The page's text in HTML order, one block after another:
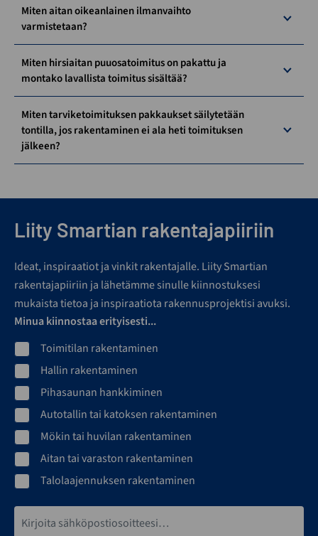
Miten aitan oikeanlainen ilmanvaihto
varmistetaan?
Miten hirsiaitan puuosatoimitus on pakattu ja
montako lavallista toimitus sisältää?
Miten tarviketoimituksen pakkaukset säilytetään
tontilla, jos rakentaminen ei ala heti toimituksen
jälkeen?
Liity Smartian rakentajapiiriin
Ideat, inspiraatiot ja vinkit rakentajalle. Liity Smartian
rakentajapiiriin ja lähetämme sinulle kiinnostuksesi
mukaista tietoa ja inspiraatiota rakennusprojektisi avuksi.
Minua kiinnostaa erityisesti...
Toimitilan rakentaminen
Hallin rakentaminen
Pihasaunan hankkiminen
Autotallin tai katoksen rakentaminen
Mökin tai huvilan rakentaminen
Aitan tai varaston rakentaminen
Talolaajennuksen rakentaminen